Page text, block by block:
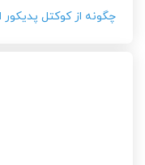
چگونه از کوکتل پدیکور